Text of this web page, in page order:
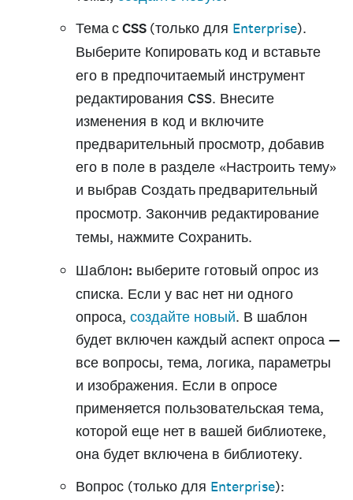
Тема с CSS (только для Enterprise).
Выберите Копировать код и вставьте
его в предпочитаемый инструмент
редактирования CSS. Внесите
изменения в код и включите
предварительный просмотр, добавив
его в поле в разделе «Настроить тему»
и выбрав Создать предварительный
просмотр. Закончив редактирование
темы, нажмите Сохранить.
Шаблон: выберите готовый опрос из
списка. Если у вас нет ни одного
опроса, создайте новый. В шаблон
будет включен каждый аспект опроса —
все вопросы, тема, логика, параметры
и изображения. Если в опросе
применяется пользовательская тема,
которой еще нет в вашей библиотеке,
она будет включена в библиотеку.
Вопрос (только для Enterprise):